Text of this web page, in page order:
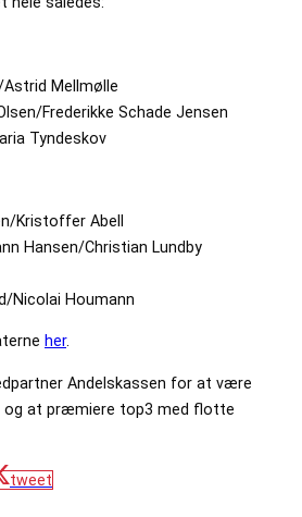
Mellmølle
Frederikke Schade Jensen
Tyndeskov
Kristoffer Abell
Hansen/Christian Lundby
Nicolai Houmann
her.
Andelskassen for at være
og at præmiere top3 med flotte
tweet